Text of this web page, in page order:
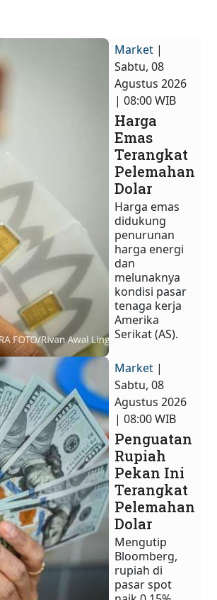
Market |
Sabtu, 08
Agustus 2026
| 08:00 WIB
Harga
Emas
Terangkat
Pelemahan
Dolar
Harga emas
didukung
penurunan
harga energi
dan
melunaknya
kondisi pasar
tenaga kerja
Amerika
Serikat (AS).
Market |
Sabtu, 08
Agustus 2026
| 08:00 WIB
Penguatan
Rupiah
Pekan Ini
Terangkat
Pelemahan
Dolar
Mengutip
Bloomberg,
rupiah di
pasar spot